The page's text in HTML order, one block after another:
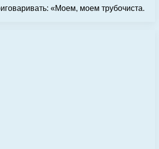
«Моем, моем трубочиста.